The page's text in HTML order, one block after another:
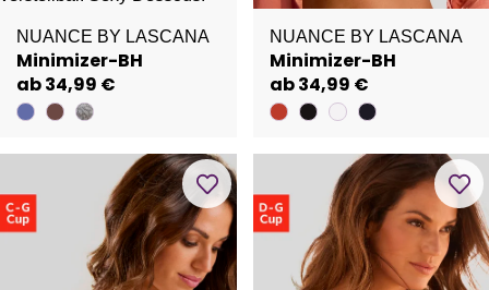
NUANCE BY LASCANA
Minimizer-BH
ab 34,99 €
NUANCE BY LASCANA
Minimizer-BH
ab 34,99 €